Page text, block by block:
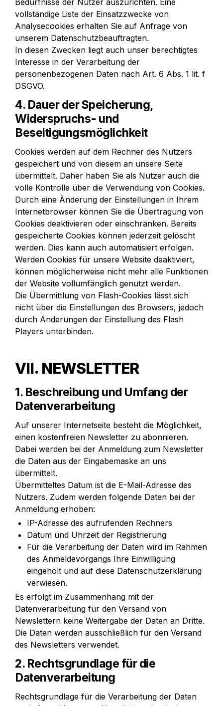
Bedürfnisse der Nutzer auszurichten. Eine
vollständige Liste der Einsatzzwecke von
Analysecookies erhalten Sie auf Anfrage von
unserem Datenschutzbeauftragten.
In diesen Zwecken liegt auch unser berechtigtes
Interesse in der Verarbeitung der
personenbezogenen Daten nach Art. 6 Abs. 1 lit. f
DSGVO.
4. Dauer der Speicherung,
Widerspruchs- und
Beseitigungsmöglichkeit
Cookies werden auf dem Rechner des Nutzers
gespeichert und von diesem an unsere Seite
übermittelt. Daher haben Sie als Nutzer auch die
volle Kontrolle über die Verwendung von Cookies.
Durch eine Änderung der Einstellungen in Ihrem
Internetbrowser können Sie die Übertragung von
Cookies deaktivieren oder einschränken. Bereits
gespeicherte Cookies können jederzeit gelöscht
werden. Dies kann auch automatisiert erfolgen.
Werden Cookies für unsere Website deaktiviert,
können möglicherweise nicht mehr alle Funktionen
der Website vollumfänglich genutzt werden.
Die Übermittlung von Flash-Cookies lässt sich
nicht über die Einstellungen des Browsers, jedoch
durch Änderungen der Einstellung des Flash
Players unterbinden.
VII. NEWSLETTER
1. Beschreibung und Umfang der
Datenverarbeitung
Auf unserer Internetseite besteht die Möglichkeit,
einen kostenfreien Newsletter zu abonnieren.
Dabei werden bei der Anmeldung zum Newsletter
die Daten aus der Eingabemaske an uns
übermittelt.
Übermitteltes Datum ist die E-Mail-Adresse des
Nutzers. Zudem werden folgende Daten bei der
Anmeldung erhoben:
IP-Adresse des aufrufenden Rechners
Datum und Uhrzeit der Registrierung
Für die Verarbeitung der Daten wird im Rahmen
des Anmeldevorgangs Ihre Einwilligung
eingeholt und auf diese Datenschutzerklärung
verwiesen.
Es erfolgt im Zusammenhang mit der
Datenverarbeitung für den Versand von
Newslettern keine Weitergabe der Daten an Dritte.
Die Daten werden ausschließlich für den Versand
des Newsletters verwendet.
2. Rechtsgrundlage für die
Datenverarbeitung
Rechtsgrundlage für die Verarbeitung der Daten